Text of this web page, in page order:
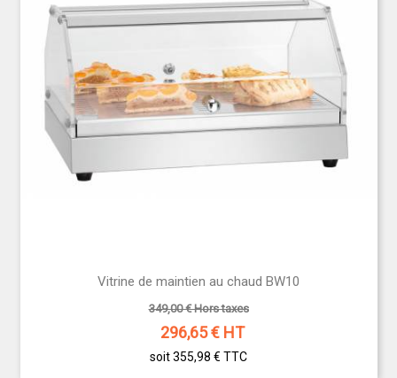
Vitrine de maintien au chaud BW10
349,00 € Hors taxes
296,65€ HT
soit 355,98 € TTC